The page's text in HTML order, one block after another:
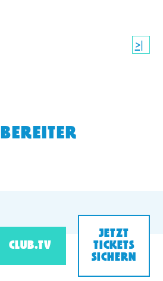
>|
CLUB.TV
JETZT
TICKETS
SICHERN